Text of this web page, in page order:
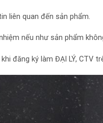
liên quan đến sản phẩm.
nếu như sản phẩm
đăng ký làm ĐẠI LÝ, CTV